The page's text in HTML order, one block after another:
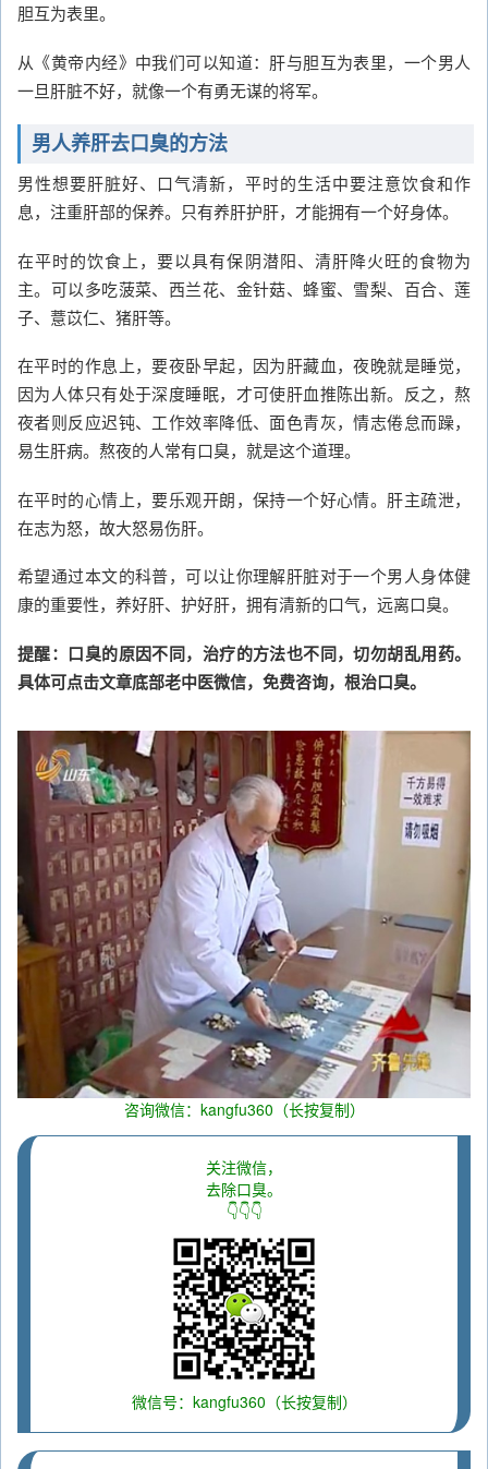
胆互为表里。
从《黄帝内经》中我们可以知道：肝与胆互为表里，一个男人
一旦肝脏不好，就像一个有勇无谋的将军。
男人养肝去口臭的方法
男性想要肝脏好、口气清新，平时的生活中要注意饮食和作
息，注重肝部的保养。只有养肝护肝，才能拥有一个好身体。
在平时的饮食上，要以具有保阴潜阳、清肝降火旺的食物为
主。可以多吃菠菜、西兰花、金针菇、蜂蜜、雪梨、百合、莲
子、薏苡仁、猪肝等。
在平时的作息上，要夜卧早起，因为肝藏血，夜晚就是睡觉，
因为人体只有处于深度睡眠，才可使肝血推陈出新。反之，熬
夜者则反应迟钝、工作效率降低、面色青灰，情志倦怠而躁，
易生肝病。熬夜的人常有口臭，就是这个道理。
在平时的心情上，要乐观开朗，保持一个好心情。肝主疏泄，
在志为怒，故大怒易伤肝。
希望通过本文的科普，可以让你理解肝脏对于一个男人身体健
康的重要性，养好肝、护好肝，拥有清新的口气，远离口臭。
提醒：口臭的原因不同，治疗的方法也不同，切勿胡乱用药。
具体可点击文章底部老中医微信，免费咨询，根治口臭。
咨询微信：kangfu360（长按复制）
关注微信，
去除口臭。
👇👇👇
微信号：kangfu360（长按复制）